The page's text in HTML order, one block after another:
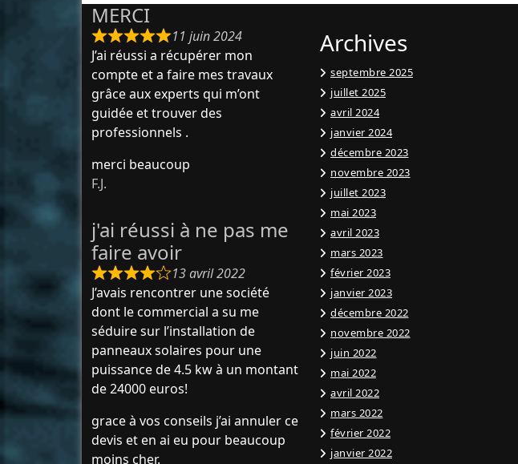
MERCI
11 juin 2024
J’ai réussi a récupérer mon
compte et a faire mes travaux
grâce aux experts qui m’ont
guidée et trouver des
professionnels .
merci beaucoup
F.J.
j'ai réussi à ne pas me
faire avoir
13 avril 2022
J’avais rencontrer une société
dont le commercial a su me
séduire sur l’installation de
panneaux solaires pour une
puissance de 4.5 kw à un montant
de 24000 euros!
grace à vos conseils j’ai annuler ce
devis et en ai eu pour beaucoup
moins cher.
Archives
septembre 2025
juillet 2025
avril 2024
janvier 2024
décembre 2023
novembre 2023
juillet 2023
mai 2023
avril 2023
mars 2023
février 2023
janvier 2023
décembre 2022
novembre 2022
juin 2022
mai 2022
avril 2022
mars 2022
février 2022
janvier 2022